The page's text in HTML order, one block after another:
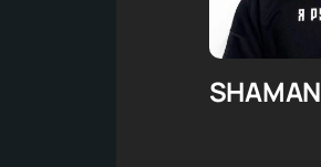
SHAMAN